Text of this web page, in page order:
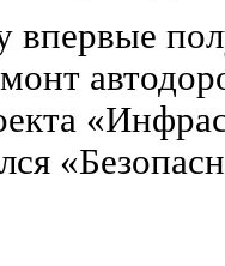
впервые